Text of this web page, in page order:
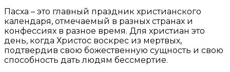
Пасха – это главный праздник христианского
календаря, отмечаемый в разных странах и
конфессиях в разное время. Для христиан это
день, когда Христос воскрес из мертвых,
подтвердив свою божественную сущность и свою
способность дать людям бессмертие.